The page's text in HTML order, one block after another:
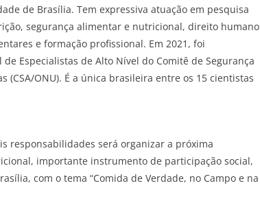
de Brasília. Tem expressiva atuação em pesquisa
segurança alimentar e nutricional, direito humano
e formação profissional. Em 2021, foi
Especialistas de Alto Nível do Comitê de Segurança
ONU). É a única brasileira entre os 15 cientistas
responsabilidades será organizar a próxima
importante instrumento de participação social,
com o tema “Comida de Verdade, no Campo e na